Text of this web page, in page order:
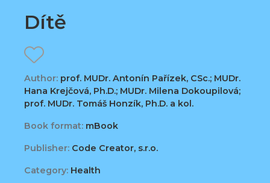
Dítě
Author: prof. MUDr. Antonín Pařízek, CSc.; MUDr.
Hana Krejčová, Ph.D.; MUDr. Milena Dokoupilová;
prof. MUDr. Tomáš Honzík, Ph.D. a kol.
Book format: mBook
Publisher: Code Creator, s.r.o.
Category: Health